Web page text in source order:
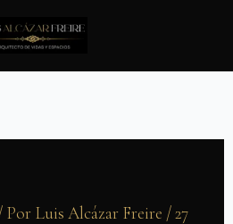
Por Luis Alcázar Freire /27